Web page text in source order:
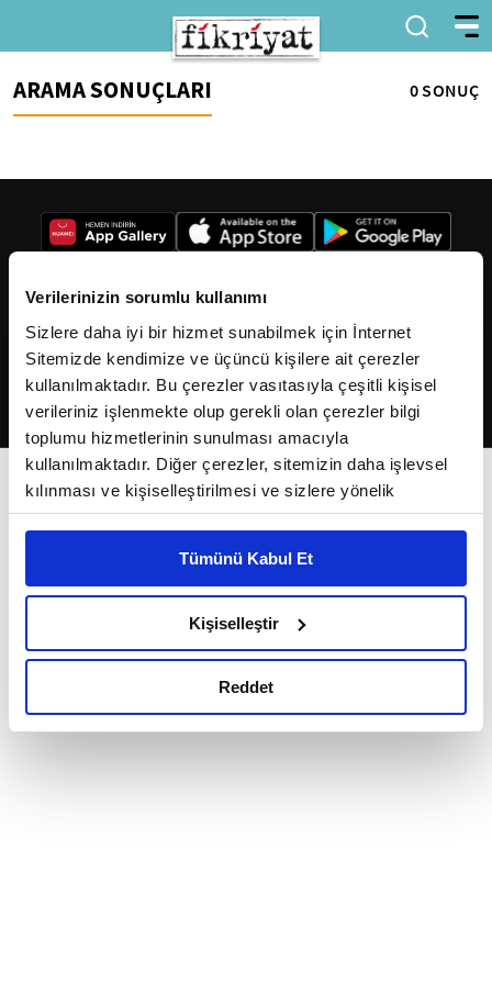
Verilerinizin sorumlu kullanımı
Sizlere daha iyi bir hizmet sunabilmek için İnternet
Sitemizde kendimize ve üçüncü kişilere ait çerezler
kullanılmaktadır. Bu çerezler vasıtasıyla çeşitli kişisel
verileriniz işlenmekte olup gerekli olan çerezler bilgi
toplumu hizmetlerinin sunulması amacıyla
kullanılmaktadır. Diğer çerezler, sitemizin daha işlevsel
kılınması ve kişiselleştirilmesi ve sizlere yönelik
reklam/pazarlama faaliyetlerinin yapılması, amaçlarıyla
Çerezlere ilişkin tercihlerinizi çerez paneli vasıtasıyla
belirleyebilirsiniz. Çerezlere ilişkin detaylı bilgi için
Ayarlar butonuna tıklayabilir,Çerez Bilgilendirme
Metnimizi ziyaret edebilirsiniz.
okumak ve sitemizi ziyaretiniz kapsamında
Tümünü Kabul Et
Kişiselleştir
Reddet
ARAMA SONUÇLARI 0 SONUÇ
2026Fikriyat. Tüm hakları saklıdır.